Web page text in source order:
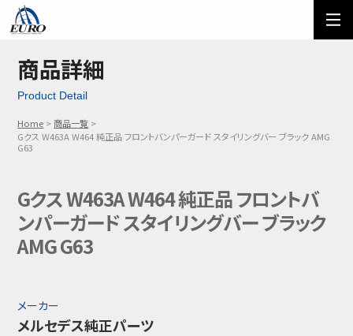
ご利用方法
メール問い合わせ
03-5674-7742
商品詳細
Product Detail
Home
商品一覧
Gクス W463A W464 純正品 フロントバンパーガード スタイリングバー ブラック AMG
G63
Gクス W463A W464 純正品 フロントバ
ンパーガード スタイリングバー ブラック
AMG G63
メーカー
メルセデス純正パーツ